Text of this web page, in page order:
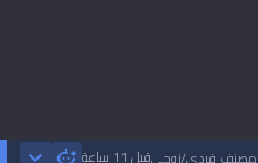
مصنف فردي/زوجيقبل 11 ساعة